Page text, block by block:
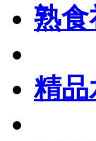
熟食
精品